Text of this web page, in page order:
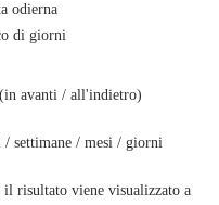
odierna
di giorni
avanti / all'indietro)
settimane / mesi / giorni
risultato viene visualizzato a